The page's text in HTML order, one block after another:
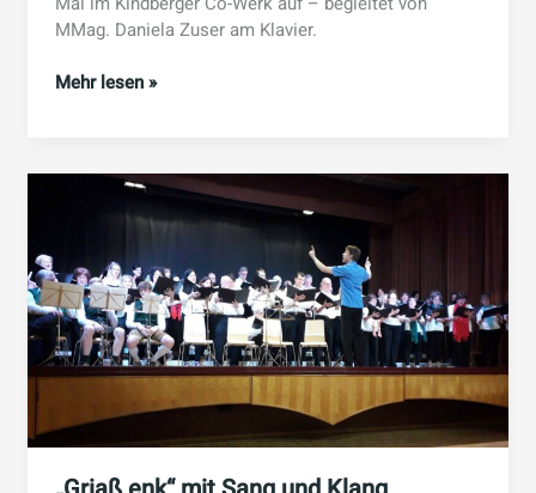
MMag. Daniela Zuser am Klavier.
Hornklasse
Mehr lesen »